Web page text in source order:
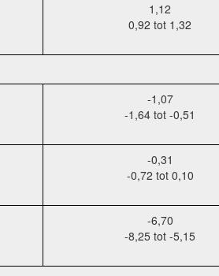
1,12
0,92 tot 1,32
-1,07
-1,64 tot -0,51
-0,31
-0,72 tot 0,10
-6,70
-8,25 tot -5,15